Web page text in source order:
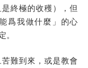
終極的收穫），但
爲我做什麼」的心
。
難到來，或是教會